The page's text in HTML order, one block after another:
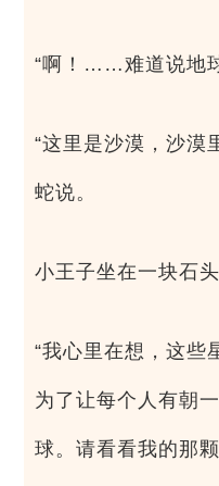
“啊！……难道说地
“这里是沙漠，沙漠
蛇说。
小王子坐在一块石
“我心里在想，这些
为了让每个人有朝
球。请看看我的那